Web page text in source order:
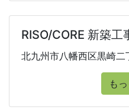
RISO/CORE 新築工
北九州市八幡西区黒崎
も